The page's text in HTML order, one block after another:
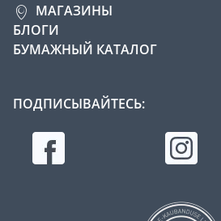
МАГАЗИНЫ
БЛОГИ
БУМАЖНЫЙ КАТАЛОГ
ПОДПИСЫВАЙТЕСЬ: